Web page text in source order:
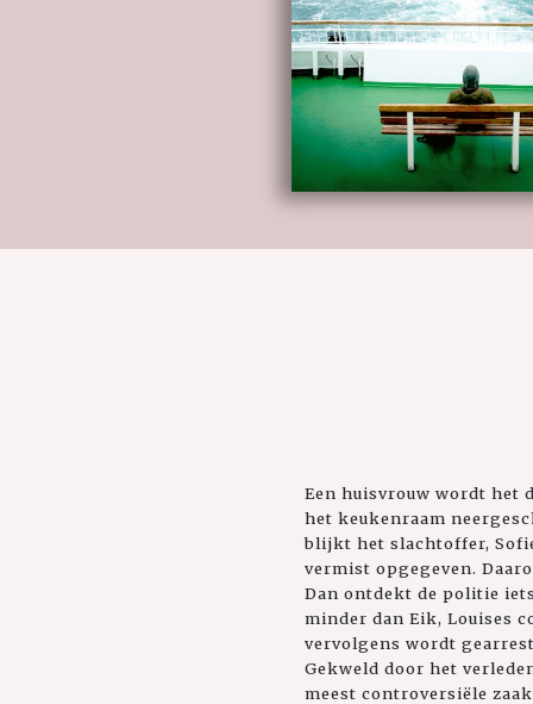
Een huisvrouw wordt het
het keukenraam
blijkt het slachtoffer,
vermist opgegeven.
Dan ontdekt de politie
minder dan Eik, Louises
vervolgens wordt
Gekweld door het
meest controversiële